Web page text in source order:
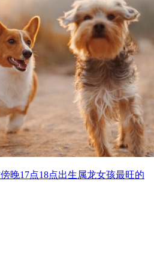
晚17点18点出生属龙女孩最旺的